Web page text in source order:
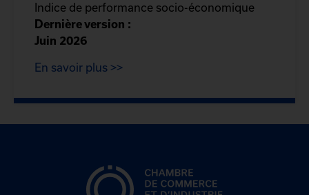
Indice de performance socio-économique
Dernière version :
Juin 2026
En savoir plus >>
commerce de Québec